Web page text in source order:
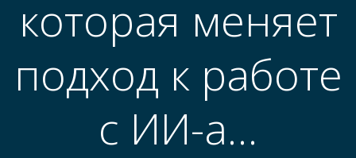
которая меняет
подход к работе
с ИИ-а…